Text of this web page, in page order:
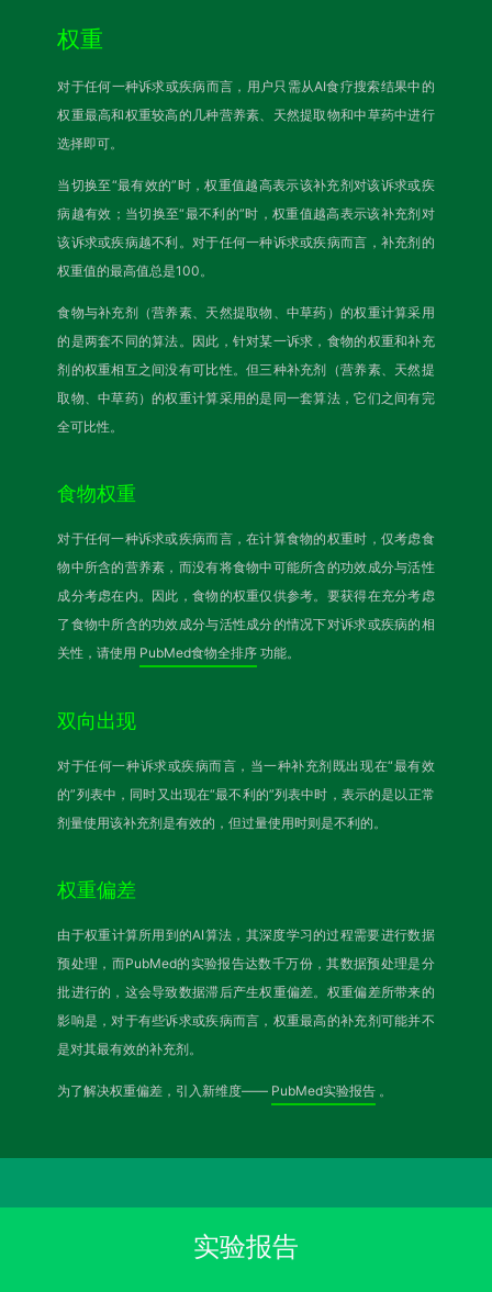
权重
对于任何一种诉求或疾病而言，用户只需从AI食疗搜索结果中的
权重最高和权重较高的几种营养素、天然提取物和中草药中进行
选择即可。
当切换至“最有效的”时，权重值越高表示该补充剂对该诉求或疾
病越有效；当切换至“最不利的”时，权重值越高表示该补充剂对
该诉求或疾病越不利。对于任何一种诉求或疾病而言，补充剂的
权重值的最高值总是100。
食物与补充剂（营养素、天然提取物、中草药）的权重计算采用
的是两套不同的算法。因此，针对某一诉求，食物的权重和补充
剂的权重相互之间没有可比性。但三种补充剂（营养素、天然提
取物、中草药）的权重计算采用的是同一套算法，它们之间有完
全可比性。
食物权重
对于任何一种诉求或疾病而言，在计算食物的权重时，仅考虑食
物中所含的营养素，而没有将食物中可能所含的功效成分与活性
成分考虑在内。因此，食物的权重仅供参考。要获得在充分考虑
了食物中所含的功效成分与活性成分的情况下对诉求或疾病的相
关性，请使用 PubMed食物全排序 功能。
双向出现
对于任何一种诉求或疾病而言，当一种补充剂既出现在“最有效
的”列表中，同时又出现在“最不利的”列表中时，表示的是以正常
剂量使用该补充剂是有效的，但过量使用时则是不利的。
权重偏差
由于权重计算所用到的AI算法，其深度学习的过程需要进行数据
预处理，而PubMed的实验报告达数千万份，其数据预处理是分
批进行的，这会导致数据滞后产生权重偏差。权重偏差所带来的
影响是，对于有些诉求或疾病而言，权重最高的补充剂可能并不
是对其最有效的补充剂。
为了解决权重偏差，引入新维度—— PubMed实验报告 。
实验报告